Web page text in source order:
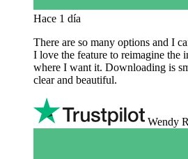
Hace 1 día
There are so many options and I
I love the feature to reimagine the
where I want it. Downloading is
clear and beautiful.
Wendy